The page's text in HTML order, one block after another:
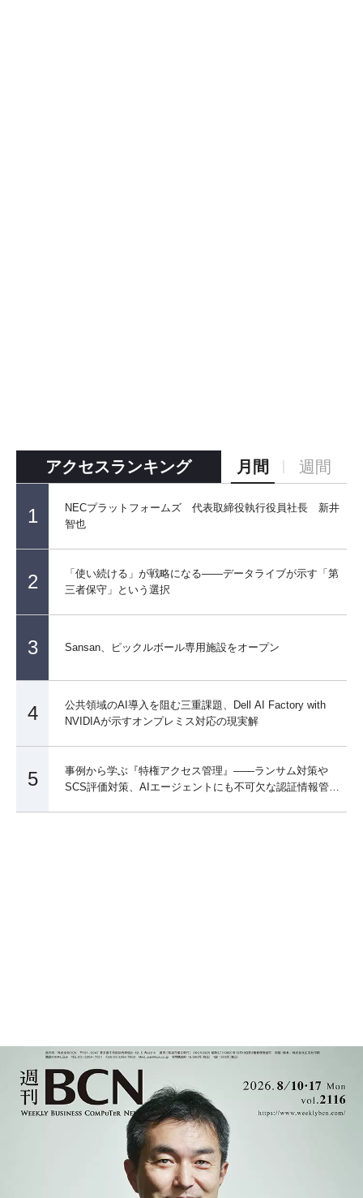
アクセスランキング 月間 週間
1
NECプラットフォームズ 代表取締役執行役員社長 新井
智也
2
「使い続ける」が戦略になる――データライブが示す「第
三者保守」という選択
3 Sansan、ピックルボール専用施設をオープン
4
公共領域のAI導入を阻む三重課題、Dell AI Factory with
NVIDIAが示すオンプレミス対応の現実解
5
事例から学ぶ『特権アクセス管理』――ランサム対策や
SCS評価対策、AIエージェントにも不可欠な認証情報管理